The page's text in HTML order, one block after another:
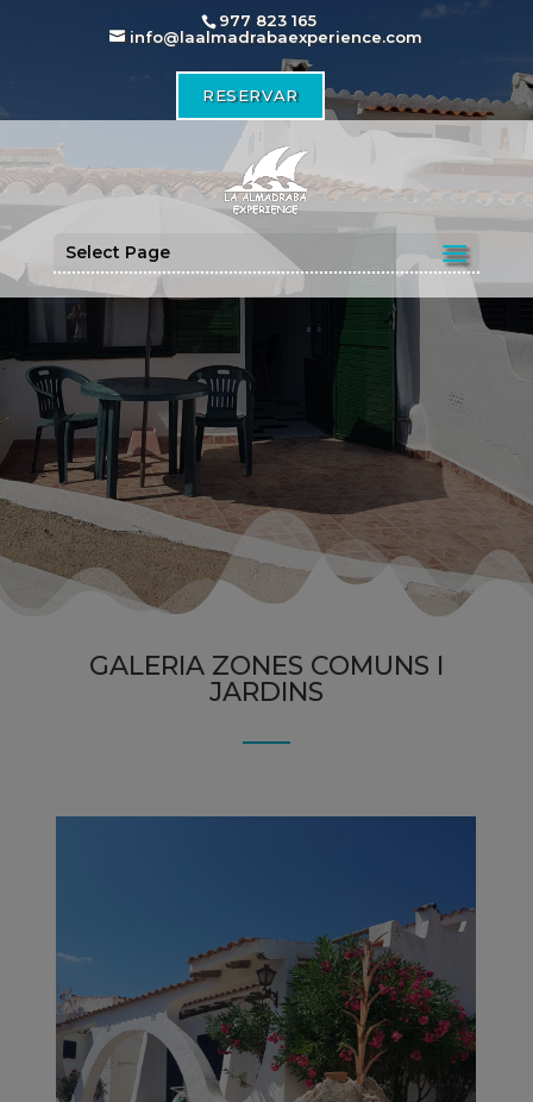
977 823 165
info@laalmadrabaexperience.com
RESERVAR
Select Page
GALERIA ZONES COMUNS I
JARDINS